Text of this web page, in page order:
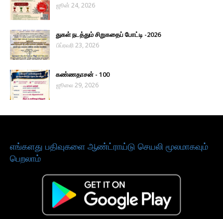
ஜூன் 24, 2026
துகள் நடத்தும் சிறுகதைப் போட்டி -2026
பிப்ரவரி 23, 2026
கண்ணதாசன் - 100
ஜூலை 29, 2026
எங்களது பதிவுகளை ஆண்ட்ராய்டு செயலி மூலமாகவும்
பெறலாம்